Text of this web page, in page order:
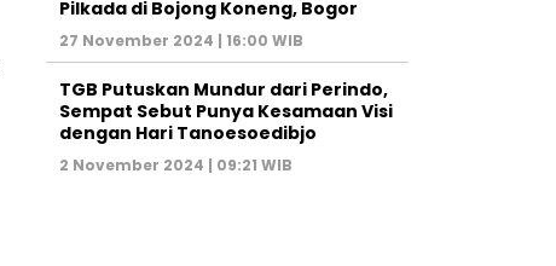
Pilkada di Bojong Koneng, Bogor
27 November 2024 | 16:00 WIB
TGB Putuskan Mundur dari Perindo,
Sempat Sebut Punya Kesamaan Visi
dengan Hari Tanoesoedibjo
2 November 2024 | 09:21 WIB